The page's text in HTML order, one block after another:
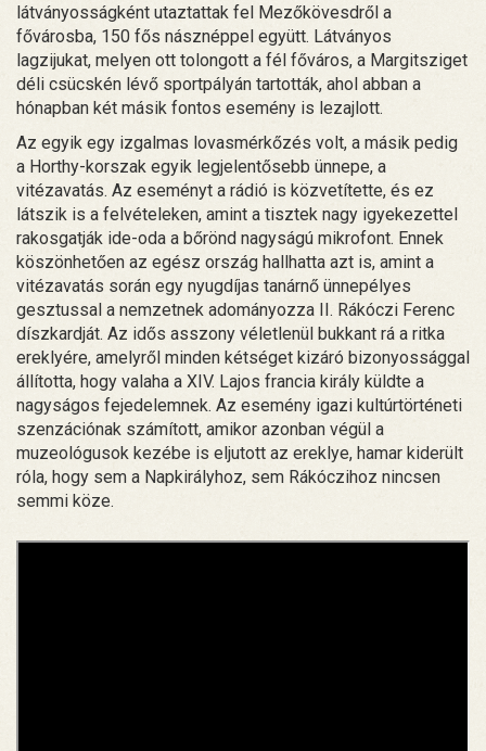
látványosságként utaztattak fel Mezőkövesdről a
fővárosba, 150 fős násznéppel együtt. Látványos
lagzijukat, melyen ott tolongott a fél főváros, a Margitsziget
déli csücskén lévő sportpályán tartották, ahol abban a
hónapban két másik fontos esemény is lezajlott.
Az egyik egy izgalmas lovasmérkőzés volt, a másik pedig
a Horthy-korszak egyik legjelentősebb ünnepe, a
vitézavatás. Az eseményt a rádió is közvetítette, és ez
látszik is a felvételeken, amint a tisztek nagy igyekezettel
rakosgatják ide-oda a bőrönd nagyságú mikrofont. Ennek
köszönhetően az egész ország hallhatta azt is, amint a
vitézavatás során egy nyugdíjas tanárnő ünnepélyes
gesztussal a nemzetnek adományozza II. Rákóczi Ferenc
díszkardját. Az idős asszony véletlenül bukkant rá a ritka
ereklyére, amelyről minden kétséget kizáró bizonyossággal
állította, hogy valaha a XIV. Lajos francia király küldte a
nagyságos fejedelemnek. Az esemény igazi kultúrtörténeti
szenzációnak számított, amikor azonban végül a
muzeológusok kezébe is eljutott az ereklye, hamar kiderült
róla, hogy sem a Napkirályhoz, sem Rákóczihoz nincsen
semmi köze.